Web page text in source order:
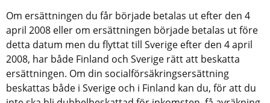
Om ersättningen du får började betalas ut efter den 4
april 2008 eller om ersättningen började betalas ut före
detta datum men du flyttat till Sverige efter den 4 april
2008, har både Finland och Sverige rätt att beskatta
ersättningen. Om din socialförsäkringsersättning
beskattas både i Sverige och i Finland kan du, för att du